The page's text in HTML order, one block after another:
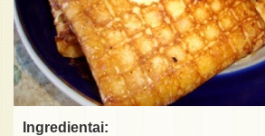
Ingredientai: